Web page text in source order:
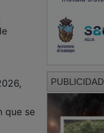
que se
PUBLICIDAD